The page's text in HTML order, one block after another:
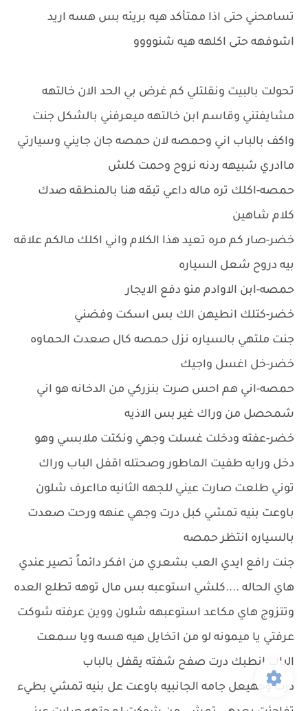
تسامحني حتى اذا ممتأكد هيه بريئه بس هسه اريد
اشوفهه حتى اكلهه هيه شنوووو
تحولت بالبيت ونقلتلي كم غرض بي الحد الان خالتهه
مشايفتني وقاسم ابن خالتهه ميعرفني بالشكل جنت
واكف بالباب اني وحمصه لان حمصه جان جايني وسيارتي
ماادري شبيهه ردنه نروح وحمت كلش
حمصه-اكلك تره ماله داعي تبقه هنا بالمنطقه صدك
كلام شاهين
خضر-صار كم مره تعيد هذا الكلام واني اكلك مالكم علاقه
بيه دروح شعل السياره
حمصه-ابن الاوادم منو دفع الايجار
خضر-كتلك انطيهن الك بس اسكت وفضني
جنت ملتهي بالسياره نزل حمصه كال صعدت الحماوه
خضر-خل اغسل واجيك
حمصه-اني هم احس صرت بنزركي من الدخانه هو اني
شمحصل من وراك غير بس الاذيه
خضر-عفته ودخلت غسلت وجهي ونكتت ملابسي وهو
دخل ورايه طفيت الماطور وصحتله اقفل الباب وراك
توني طلعت صارت عيني للجهه الثانيه مااعرف شلون
باوعت بنيه تمشي كبل درت وجهي عنهه ورحت صعدت
بالسياره انتظر حمصه
جنت رافع ايدي العب بشعري من افكر دائماً تصير عندي
هاي الحاله ....كلشي استوعبه بس مال توهه تطلع العده
وتتزوج هاي مكاعد استوعبهه شلون ووين عرفته شوكت
عرفتي يا ميمونه لو من اتخايل هيه هسه ويا سمعت
الباب انطبك درت صفح شفته يقفل بالباب
درت وجهيعل جامه الجانبيه باوعت عل بنيه تمشي بطيء